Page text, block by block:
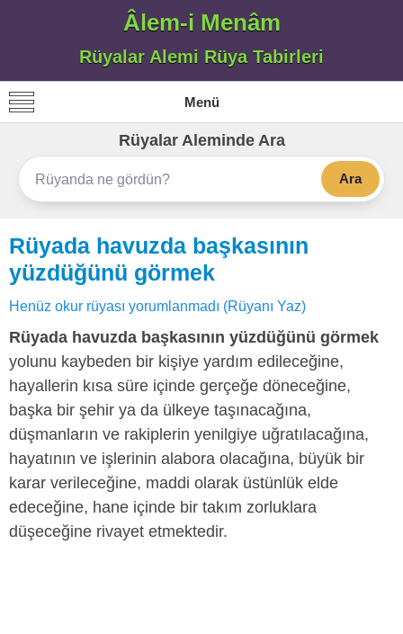
Âlem-i Menâm
Rüyalar Alemi Rüya Tabirleri
Menü
Rüyalar Aleminde Ara
Ara
Rüyada havuzda başkasının
yüzdüğünü görmek
Henüz okur rüyası yorumlanmadı (Rüyanı Yaz)
Rüyada havuzda başkasının yüzdüğünü görmek
yolunu kaybeden bir kişiye yardım edileceğine,
hayallerin kısa süre içinde gerçeğe döneceğine,
başka bir şehir ya da ülkeye taşınacağına,
düşmanların ve rakiplerin yenilgiye uğratılacağına,
hayatının ve işlerinin alabora olacağına, büyük bir
karar verileceğine, maddi olarak üstünlük elde
edeceğine, hane içinde bir takım zorluklara
düşeceğine rivayet etmektedir.